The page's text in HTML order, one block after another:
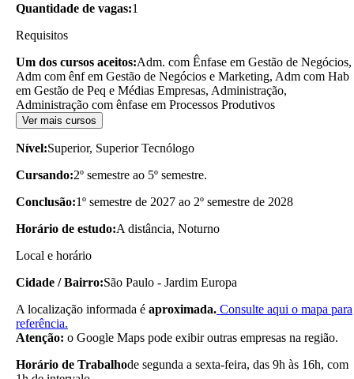
Quantidade de vagas:1
Requisitos
Um dos cursos aceitos:Adm. com Ênfase em Gestão de Negócios,
Adm com ênf em Gestão de Negócios e Marketing, Adm com Hab
em Gestão de Peq e Médias Empresas, Administração,
Administração com ênfase em Processos Produtivos
Ver mais cursos
Nível:Superior, Superior Tecnólogo
Cursando:2º semestre ao 5º semestre.
Conclusão:1º semestre de 2027 ao 2º semestre de 2028
Horário de estudo:A distância, Noturno
Local e horário
Cidade / Bairro:São Paulo - Jardim Europa
A localização informada é aproximada. Consulte aqui o mapa para
referência.
Atenção: o Google Maps pode exibir outras empresas na região.
Horário de Trabalhode segunda a sexta-feira, das 9h às 16h, com